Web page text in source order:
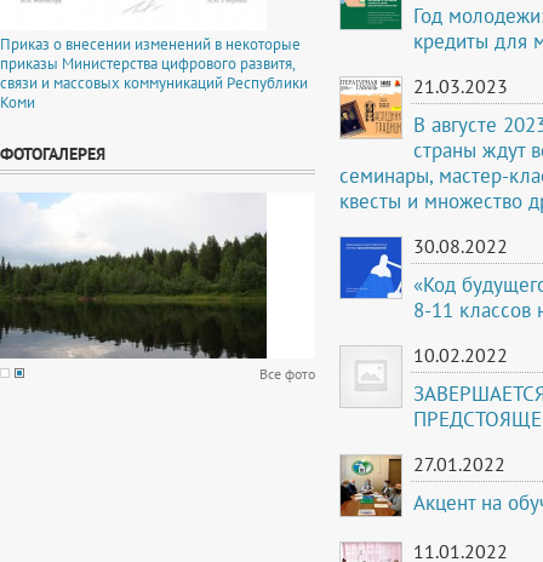
Приказ о внесении изменений в некоторые
приказы Министерства цифрового развитя,
связи и массовых коммуникаций Республики
Коми
ФОТОГАЛЕРЕЯ
Все фото
Год
кредиты для
21.03.2023
В августе
страны ждут
семинары, мастер-
квесты и множество
30.08.2022
«Код
8-11 классов
10.02.2022
27.01.2022
Акцент на
11.01.2022